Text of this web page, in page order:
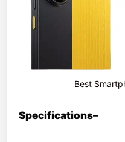
Best
Specifications–